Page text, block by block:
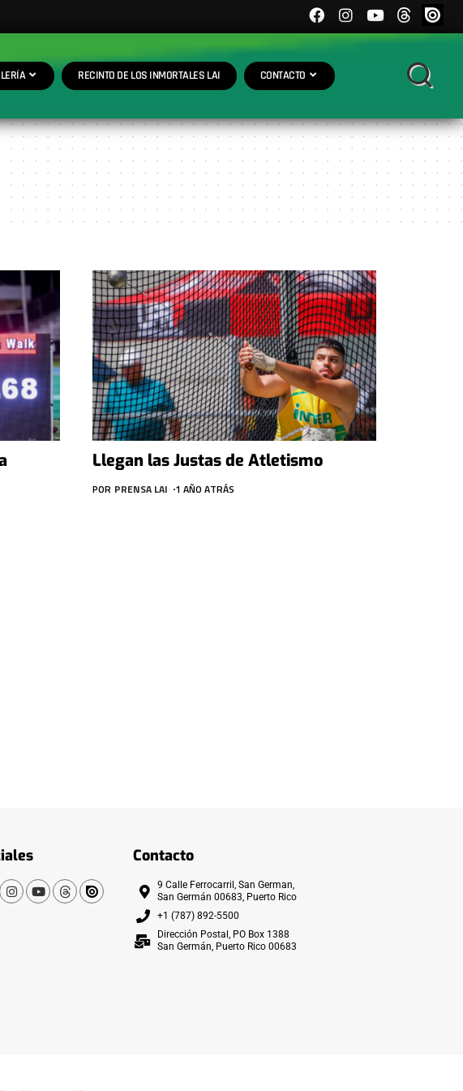
RECINTO DE LOS INMORTALES LAI CONTACTO
Llegan las Justas de Atletismo
POR PRENSA LAI 1 AÑO ATRÁS
Contacto
9 Calle Ferrocarril, San German,
San Germán 00683, Puerto Rico
+1 (787) 892-5500
Dirección Postal, PO Box 1388
San Germán, Puerto Rico 00683